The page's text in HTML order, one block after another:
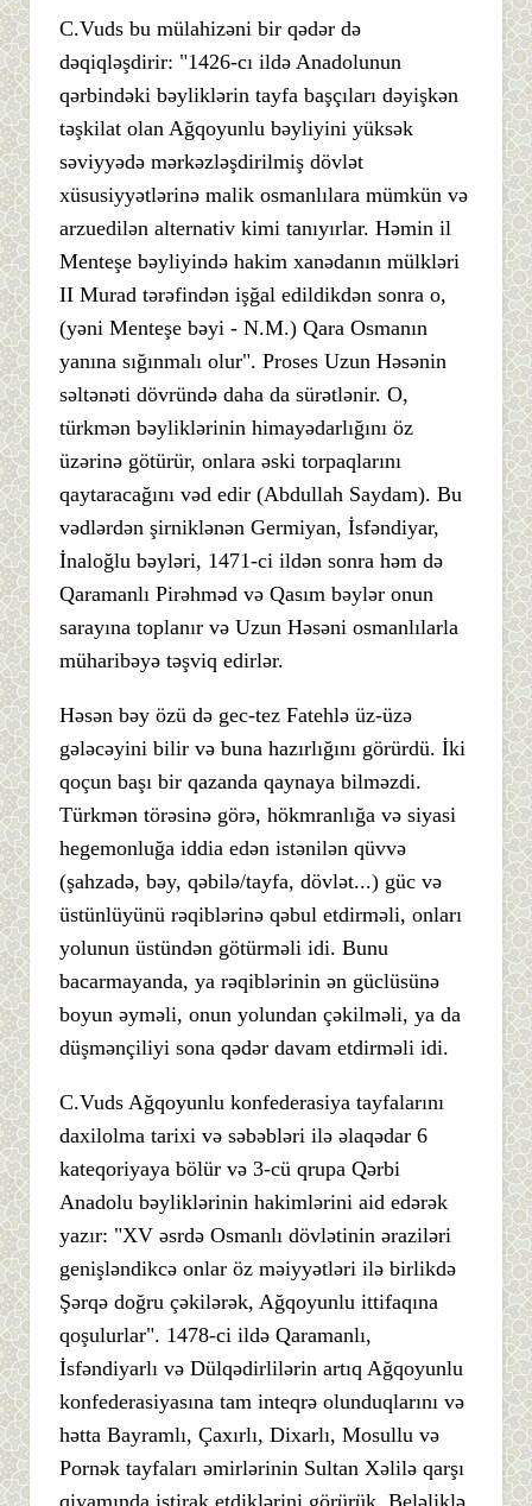
C.Vuds bu mülahizəni bir qədər də
dəqiqləşdirir: "1426-cı ildə Anadolunun
qərbindəki bəyliklərin tayfa başçıları dəyişkən
təşkilat olan Ağqoyunlu bəyliyini yüksək
səviyyədə mərkəzləşdirilmiş dövlət
xüsusiyyətlərinə malik osmanlılara mümkün və
arzuedilən alternativ kimi tanıyırlar. Həmin il
Menteşe bəyliyində hakim xanədanın mülkləri
II Murad tərəfindən işğal edildikdən sonra o,
(yəni Menteşe bəyi - N.M.) Qara Osmanın
yanına sığınmalı olur". Proses Uzun Həsənin
səltənəti dövründə daha da sürətlənir. O,
türkmən bəyliklərinin himayədarlığını öz
üzərinə götürür, onlara əski torpaqlarını
qaytaracağını vəd edir (Abdullah Saydam). Bu
vədlərdən şirniklənən Germiyan, İsfəndiyar,
İnaloğlu bəyləri, 1471-ci ildən sonra həm də
Qaramanlı Pirəhməd və Qasım bəylər onun
sarayına toplanır və Uzun Həsəni osmanlılarla
müharibəyə təşviq edirlər.
Həsən bəy özü də gec-tez Fatehlə üz-üzə
gələcəyini bilir və buna hazırlığını görürdü. İki
qoçun başı bir qazanda qaynaya bilməzdi.
Türkmən törəsinə görə, hökmranlığa və siyasi
hegemonluğa iddia edən istənilən qüvvə
(şahzadə, bəy, qəbilə/tayfa, dövlət...) güc və
üstünlüyünü rəqiblərinə qəbul etdirməli, onları
yolunun üstündən götürməli idi. Bunu
bacarmayanda, ya rəqiblərinin ən güclüsünə
boyun əyməli, onun yolundan çəkilməli, ya da
düşmənçiliyi sona qədər davam etdirməli idi.
C.Vuds Ağqoyunlu konfederasiya tayfalarını
daxilolma tarixi və səbəbləri ilə əlaqədar 6
kateqoriyaya bölür və 3-cü qrupa Qərbi
Anadolu bəyliklərinin hakimlərini aid edərək
yazır: "XV əsrdə Osmanlı dövlətinin əraziləri
genişləndikcə onlar öz məiyyətləri ilə birlikdə
Şərqə doğru çəkilərək, Ağqoyunlu ittifaqına
qoşulurlar". 1478-ci ildə Qaramanlı,
İsfəndiyarlı və Dülqədirlilərin artıq Ağqoyunlu
konfederasiyasına tam inteqrə olunduqlarını və
hətta Bayramlı, Çaxırlı, Dixarlı, Mosullu və
Pornək tayfaları əmirlərinin Sultan Xəlilə qarşı
qiyamında iştirak etdiklərini görürük. Beləliklə,